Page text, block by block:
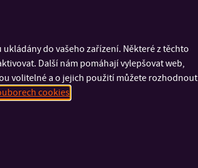
do vašeho zařízení. Některé z těchto
Další nám pomáhají vylepšovat web,
volitelné a o jejich použití můžete rozhodnout
cookies